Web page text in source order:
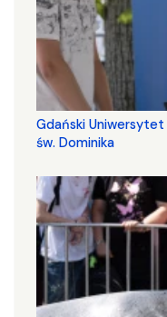
Gdański
św. Dominika